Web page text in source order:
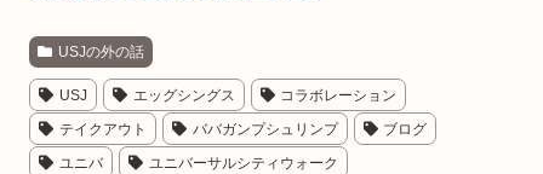
USJの外の話
USJ エッグシングス
コラボレーション
テイクアウト
ババガンプシュリンプ
ブログ
ユニバ
ユニバーサルシティウォーク